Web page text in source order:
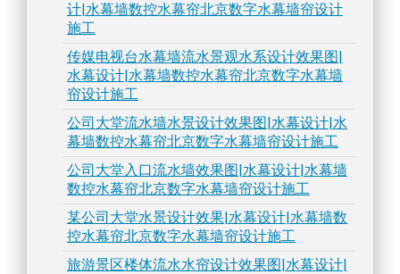
计|水幕墙数控水幕帘北京数字水幕墙帘设计
施工
传媒电视台水幕墙流水景观水系设计效果图|
水幕设计|水幕墙数控水幕帘北京数字水幕墙
帘设计施工
公司大堂流水墙水景设计效果图|水幕设计|水
幕墙数控水幕帘北京数字水幕墙帘设计施工
公司大堂入口流水墙效果图|水幕设计|水幕墙
数控水幕帘北京数字水幕墙帘设计施工
某公司大堂水景设计效果|水幕设计|水幕墙数
控水幕帘北京数字水幕墙帘设计施工
旅游景区楼体流水水帘设计效果图|水幕设计|